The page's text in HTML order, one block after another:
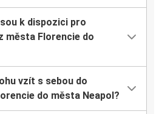
k dispozici pro
města Florencie do
vzít s sebou do
do města Neapol?